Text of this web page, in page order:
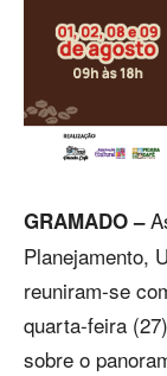
GRAMADO –
Planejamento,
reuniram-se
quarta-feira
sobre o